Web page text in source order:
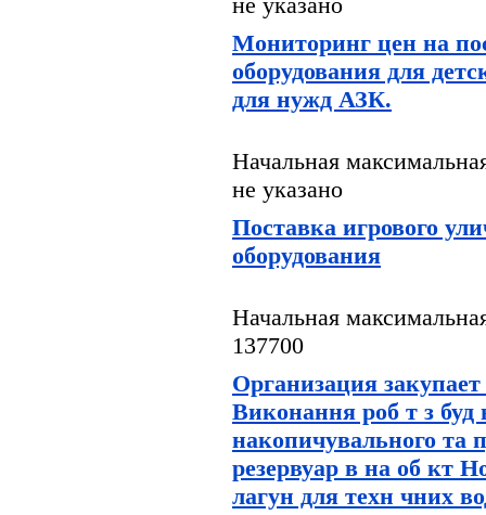
Мониторинг цен на
оборудования для
для нужд АЗК.
Начальная
не указано
Поставка игрового
оборудования
Начальная
137700
Организация закупает
Виконання роб т з буд
накопичувального та
резервуар в на об кт
лагун для техн чних